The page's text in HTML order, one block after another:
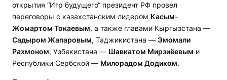
открытия “Игр будущего“ президент РФ провел
переговоры с казахстанским лидером Касым-
Жомартом Токаевым, а также главами Кыргызстана —
Садыром Жапаровым, Таджикистана — Эмомали
Рахмоном, Узбекистана — Шавкатом Мирзиёевым и
Республики Сербской — Милорадом Додиком.